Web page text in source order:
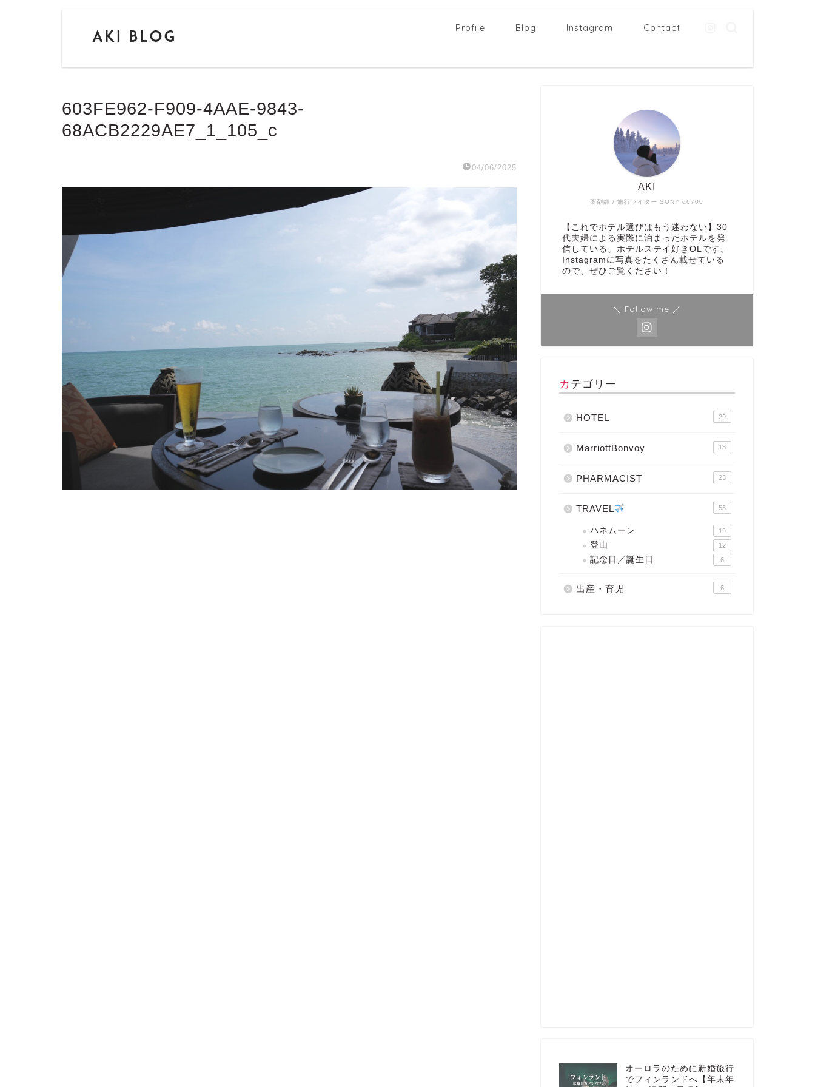
Profile Blog Instagram Contact
603FE962-F909-4AAE-9843-
68ACB2229AE7_1_105_c
04/06/2025
薬剤師 / 旅行ライター SONY α6700
AKI
【これでホテル選びはもう迷わない】30
代夫婦による実際に泊まったホテルを発
信している、ホテルステイ好きOLです。
Instagramに写真をたくさん載せている
ので、ぜひご覧ください！
＼ Follow me ／
カテゴリー
HOTEL 29
MarriottBonvoy 13
PHARMACIST 23
TRAVEL 53
ハネムーン 19
登山 12
記念日／誕生日 6
出産・育児 6
オーロラのために新婚旅行
でフィンランドへ【年末年